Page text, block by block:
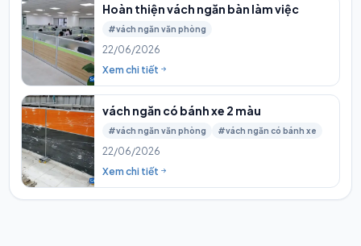
Hoàn thiện vách ngăn bàn làm việc
#vách ngăn văn phòng
22/06/2026
Xem chi tiết
vách ngăn có bánh xe 2 màu
#vách ngăn văn phòng #vách ngăn có bánh xe
22/06/2026
Xem chi tiết